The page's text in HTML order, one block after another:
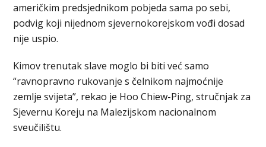
američkim predsjednikom pobjeda sama po sebi,
podvig koji nijednom sjevernokorejskom vođi dosad
nije uspio.
Kimov trenutak slave moglo bi biti već samo
“ravnopravno rukovanje s čelnikom najmoćnije
zemlje svijeta”, rekao je Hoo Chiew-Ping, stručnjak za
Sjevernu Koreju na Malezijskom nacionalnom
sveučilištu.